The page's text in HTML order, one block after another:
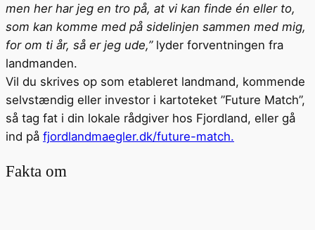
men her har jeg en tro på, at vi kan finde én eller to,
som kan komme med på sidelinjen sammen med mig,
for om ti år, så er jeg ude,” lyder forventningen fra
landmanden.
Vil du skrives op som etableret landmand, kommende
selvstændig eller investor i kartoteket ”Future Match”,
så tag fat i din lokale rådgiver hos Fjordland, eller gå
ind på fjordlandmaegler.dk/future-match.
Fakta om